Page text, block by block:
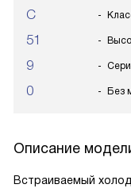
C
51
9
0 Без
Описание
Встраиваемый